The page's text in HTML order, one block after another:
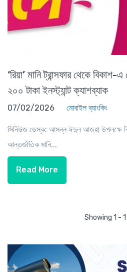
‘রিয়া’ মানি ট্রান্সফার থেকে বিকাশ-
২০০ টাকা ইনস্ট্যান্ট ক্যাশব্যাক
07/02/2026 মোবাইল ব্যাংকিং
সিনিউজ ডেস্ক: আসন্ন ঈদুল আজহা উপলক্ষে
আন্তর্জাতিক মানি...
Read More
Showing 1 - 1